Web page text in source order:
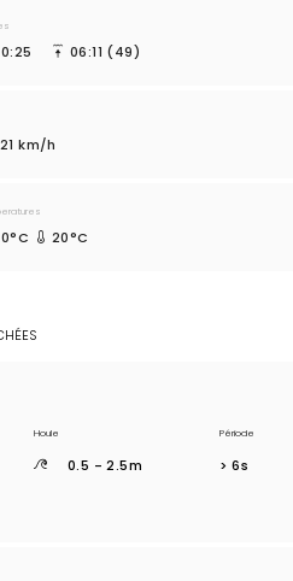
21 km/h
06:11 (49)
20°C
Houle
0.5 - 2.5m
Période
> 6s